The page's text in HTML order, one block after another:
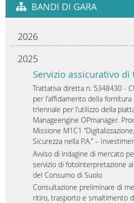
BANDI DI GARA
2026
2025
Servizio assicurativo di
Trattativa diretta n. 5348430 -
per l'affidamento della fornitura
triennale per l’utilizzo della
Manageengine OPmanager.
Missione M1C1
Sicurezza nella P.A.” –
Avviso di indagine di mercato
servizio di fotointerpretazione
del Consumo di Suolo
Consultazione preliminare di
ritiro, trasporto e smaltimento